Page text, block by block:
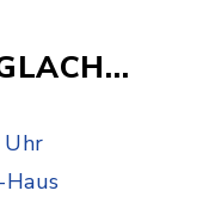
Maxi